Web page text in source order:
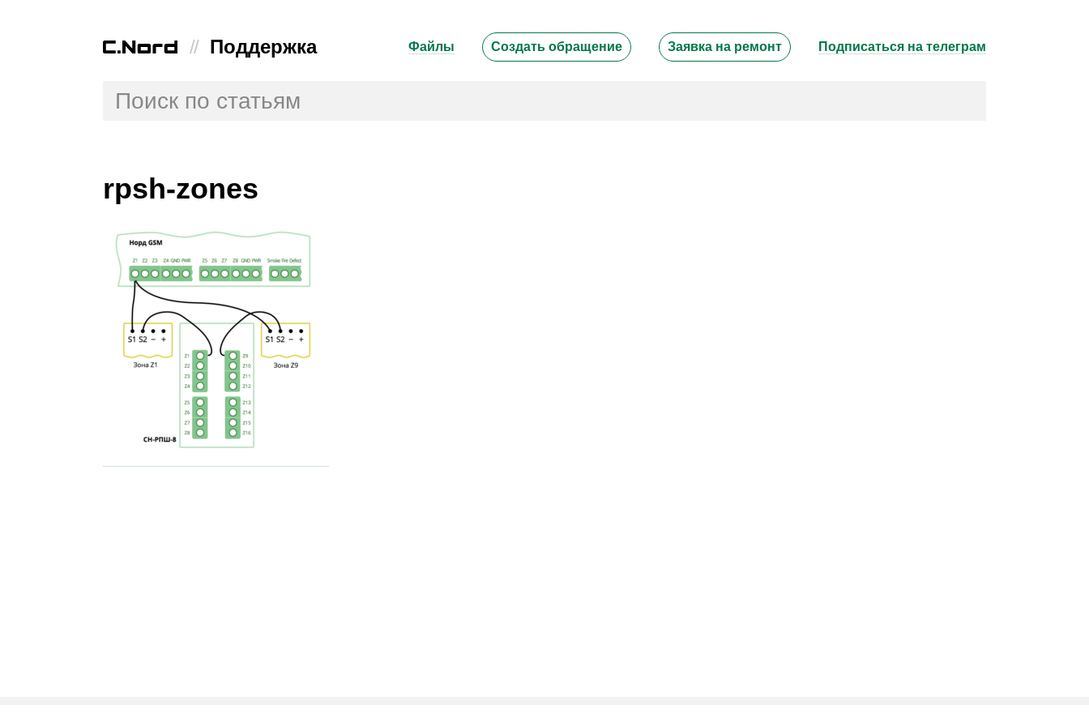
// Поддержка Файлы Создать обращение Заявка на ремонт Подписаться на телеграм
rpsh-zones